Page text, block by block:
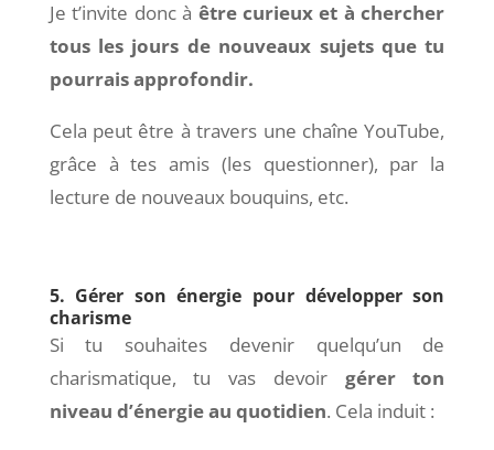
Je t’invite donc à être curieux et à chercher
tous les jours de nouveaux sujets que tu
pourrais approfondir.
Cela peut être à travers une chaîne YouTube,
grâce à tes amis (les questionner), par la
lecture de nouveaux bouquins, etc.
5. Gérer son énergie pour développer son
charisme
Si tu souhaites devenir quelqu’un de
charismatique, tu vas devoir gérer ton
niveau d’énergie au quotidien. Cela induit :